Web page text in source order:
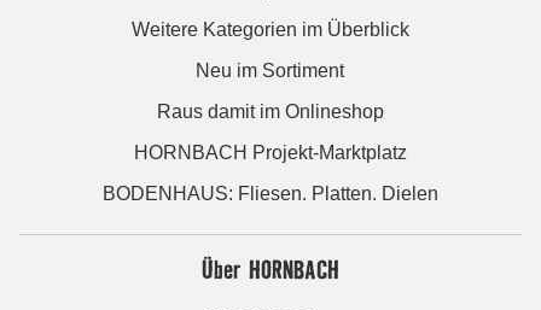
Weitere Kategorien im Überblick
Neu im Sortiment
Raus damit im Onlineshop
HORNBACH Projekt-Marktplatz
BODENHAUS: Fliesen. Platten. Dielen
Über HORNBACH